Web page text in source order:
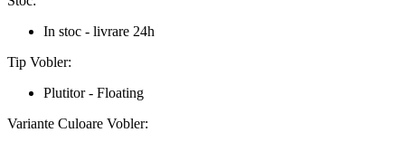
In stoc - livrare 24h
Tip Vobler:
Plutitor - Floating
Variante Culoare Vobler: